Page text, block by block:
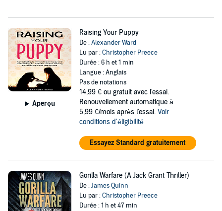
Aperçu
Raising Your Puppy
De :Alexander Ward
Lu par :Christopher Preece
Durée : 6 h et 1 min
Langue : Anglais
Pas de notations
14,99 € ou gratuit avec l'essai.
Renouvellement automatique à
5,99 €/mois après l'essai. Voir
conditions d'éligibilité
Essayez Standard gratuitement
Gorilla Warfare (A Jack Grant Thriller)
De :James Quinn
Lu par :Christopher Preece
Durée : 1 h et 47 min